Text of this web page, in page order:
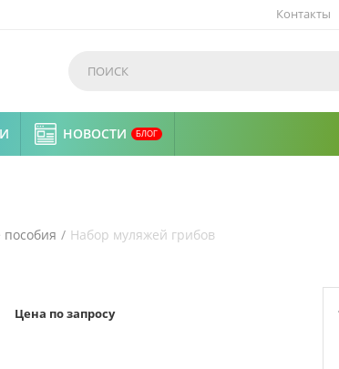
Контакты
НОВОСТИ БЛОГ
/ Набор муляжей грибов
Цена по запросу